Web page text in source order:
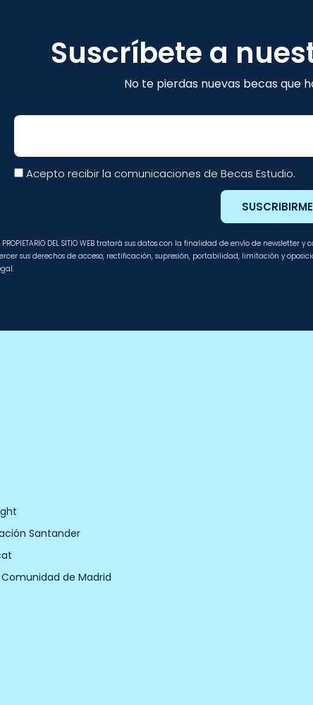
Suscríbete a
No te pierdas nuevas becas que
Email
Acepto recibir la comunicaciones de Becas Estudio.
SUSCRIBIRME
PROPIETARIO DEL SITIO WEB tratará sus datos con la finalidad de envío de
sus derechos de acceso, rectificación, supresión, portabilidad, limitación y
Santander
de Madrid